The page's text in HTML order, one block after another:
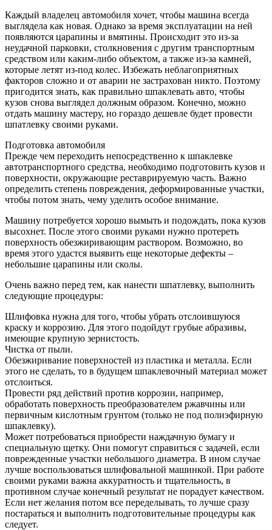
Каждый владелец автомобиля хочет, чтобы машина всегда
выглядела как новая. Однако за время эксплуатации на ней
появляются царапины и вмятины. Происходит это из-за
неудачной парковки, столкновения с другим транспортным
средством или каким-либо объектом, а также из-за камней,
которые летят из-под колес. Избежать неблагоприятных
факторов сложно и от аварии не застрахован никто. Поэтому
пригодится знать, как правильно шпаклевать авто, чтобы
кузов снова выглядел должным образом. Конечно, можно
отдать машину мастеру, но гораздо дешевле будет провести
шпатлевку своими руками.
Подготовка автомобиля
Прежде чем переходить непосредственно к шпаклевке
автотранспортного средства, необходимо подготовить кузов и
поверхности, окружающие реставрируемую часть. Важно
определить степень повреждения, деформированные участки,
чтобы потом знать, чему уделить особое внимание.
Машину потребуется хорошо вымыть и подождать, пока кузов
высохнет. После этого своими руками нужно протереть
поверхность обезжиривающим раствором. Возможно, во
время этого удастся выявить еще некоторые дефекты –
небольшие царапины или сколы.
Очень важно перед тем, как нанести шпатлевку, выполнить
следующие процедуры:
Шлифовка нужна для того, чтобы убрать отслоившуюся
краску и коррозию. Для этого подойдут грубые абразивы,
имеющие крупную зернистость.
Чистка от пыли.
Обезжиривание поверхностей из пластика и металла. Если
этого не сделать, то в будущем шпаклевочный материал может
отслоиться.
Провести ряд действий против коррозии, например,
обработать поверхность преобразователем ржавчины или
первичным кислотным грунтом (только не под полиэфирную
шпаклевку).
Может потребоваться приобрести наждачную бумагу и
специальную щетку. Они помогут справиться с задачей, если
поврежденные участки небольшого диаметра. В ином случае
лучше воспользоваться шлифовальной машинкой. При работе
своими руками важна аккуратность и тщательность, в
противном случае конечный результат не порадует качеством.
Если нет желания потом все переделывать, то лучше сразу
постараться и выполнить подготовительные процедуры как
следует.